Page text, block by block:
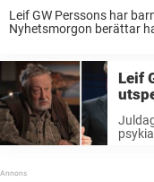
Leif GW Perssons har
Nyhetsmorgon berättar
Leif